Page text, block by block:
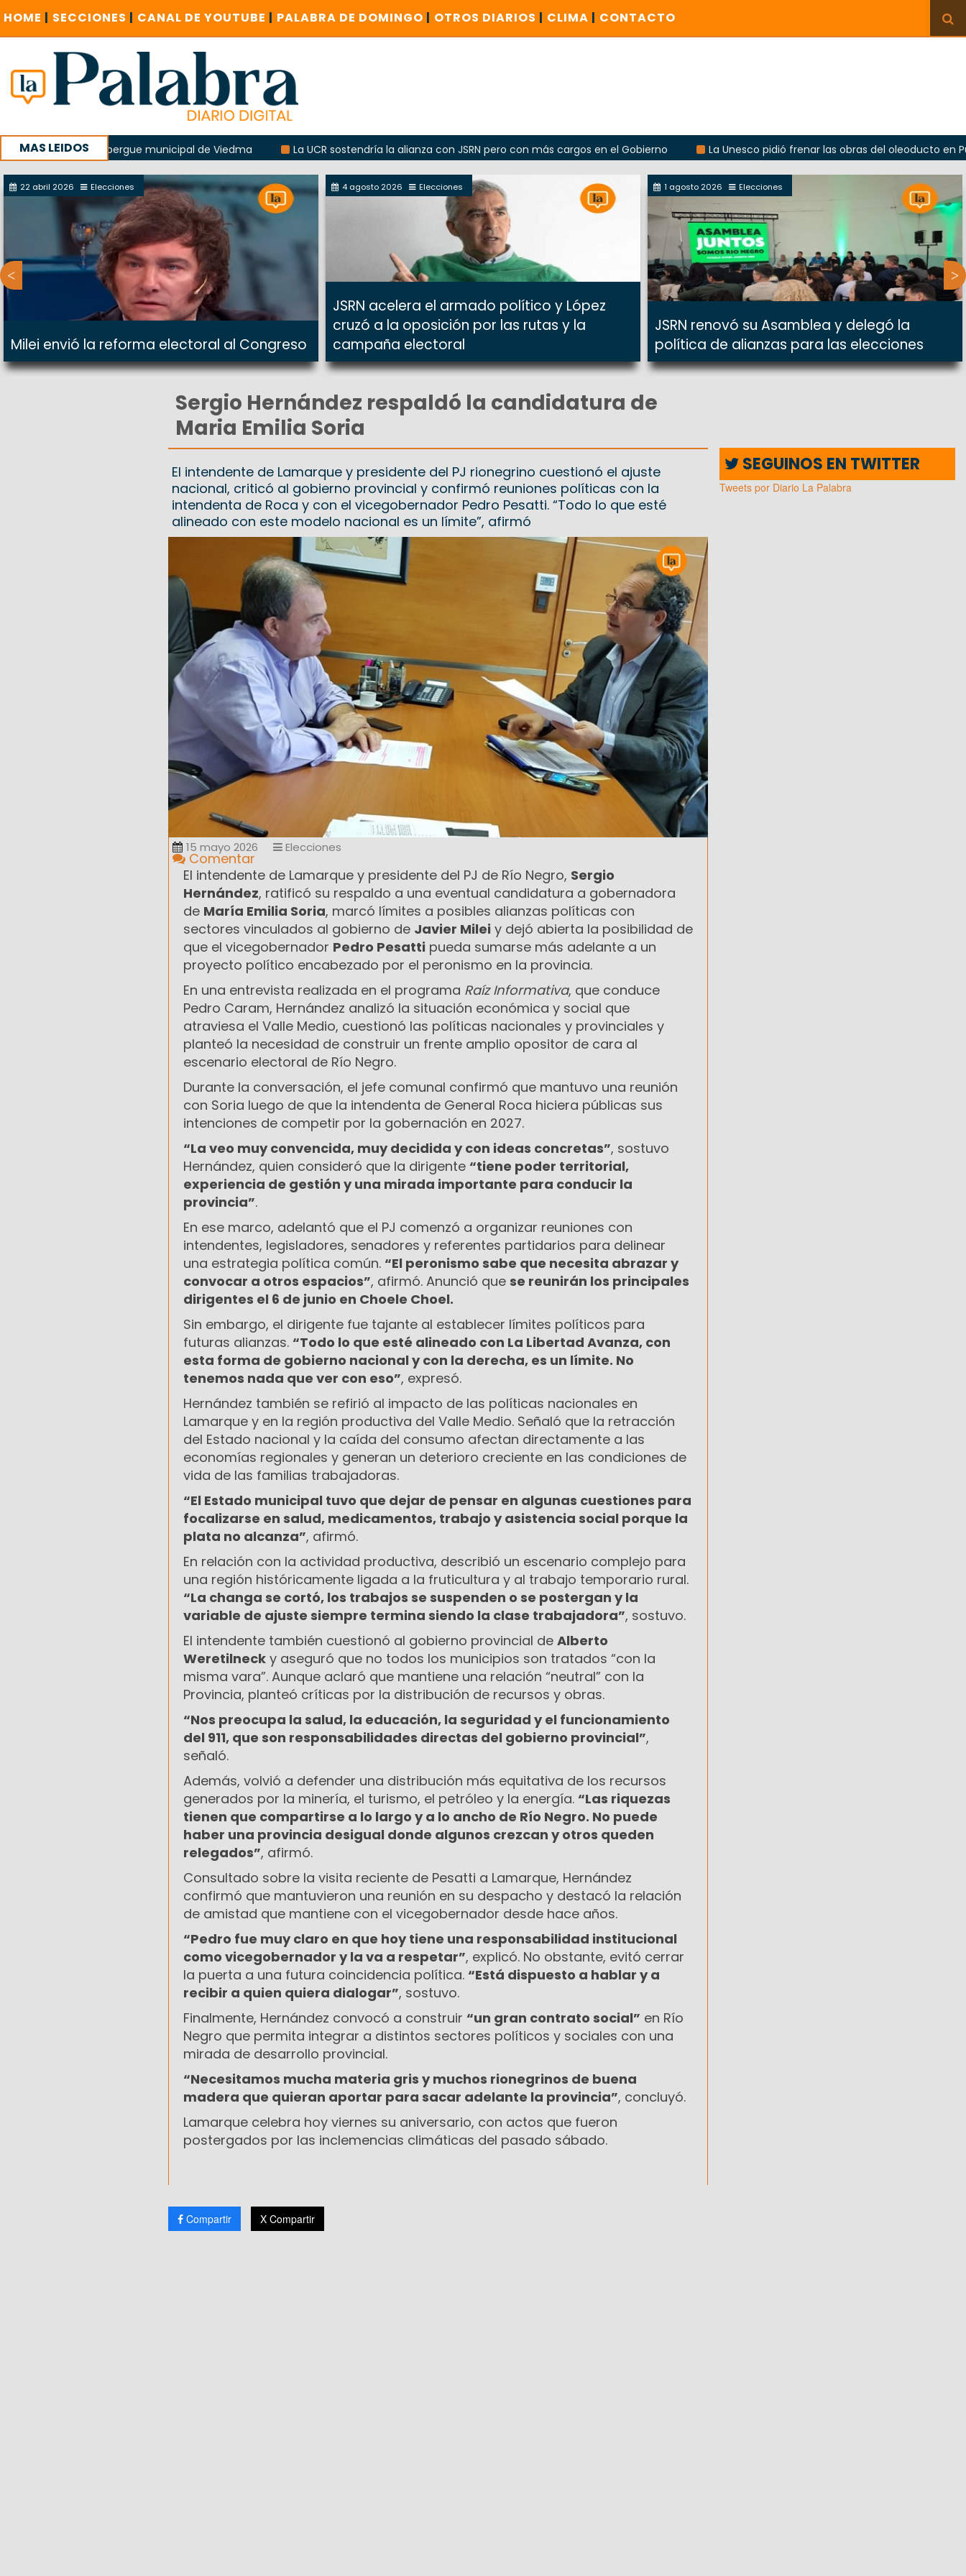
HOME | SECCIONES | CANAL DE YOUTUBE | PALABRA DE DOMINGO | OTROS DIARIOS | CLIMA | CONTACTO
MAS LEIDOS
del albergue municipal de Viedma La UCR sostendría la alianza con JSRN pero con más cargos en el Gobierno
La Unesco pidió frenar las obras del oleoducto en Punta
del Correo Argentino en Sierra Grande
22 abril 2026 Elecciones
Milei envió la reforma electoral al Congreso
4 agosto 2026 Elecciones
JSRN acelera el armado político y López
cruzó a la oposición por las rutas y la
campaña electoral
1 agosto 2026 Elecciones
JSRN renovó su Asamblea y delegó la
política de alianzas para las elecciones
Sergio Hernández respaldó la candidatura de
Maria Emilia Soria
El intendente de Lamarque y presidente del PJ rionegrino cuestionó el ajuste
nacional, criticó al gobierno provincial y confirmó reuniones políticas con la
intendenta de Roca y con el vicegobernador Pedro Pesatti. “Todo lo que esté
alineado con este modelo nacional es un límite”, afirmó
15 mayo 2026 Elecciones
Comentar
El intendente de Lamarque y presidente del PJ de Río Negro, Sergio
Hernández, ratificó su respaldo a una eventual candidatura a gobernadora
de María Emilia Soria, marcó límites a posibles alianzas políticas con
sectores vinculados al gobierno de Javier Milei y dejó abierta la posibilidad de
que el vicegobernador Pedro Pesatti pueda sumarse más adelante a un
proyecto político encabezado por el peronismo en la provincia.
En una entrevista realizada en el programa Raíz Informativa, que conduce
Pedro Caram, Hernández analizó la situación económica y social que
atraviesa el Valle Medio, cuestionó las políticas nacionales y provinciales y
planteó la necesidad de construir un frente amplio opositor de cara al
escenario electoral de Río Negro.
Durante la conversación, el jefe comunal confirmó que mantuvo una reunión
con Soria luego de que la intendenta de General Roca hiciera públicas sus
intenciones de competir por la gobernación en 2027.
“La veo muy convencida, muy decidida y con ideas concretas”, sostuvo
Hernández, quien consideró que la dirigente “tiene poder territorial,
experiencia de gestión y una mirada importante para conducir la
provincia”.
En ese marco, adelantó que el PJ comenzó a organizar reuniones con
intendentes, legisladores, senadores y referentes partidarios para delinear
una estrategia política común. “El peronismo sabe que necesita abrazar y
convocar a otros espacios”, afirmó. Anunció que se reunirán los principales
dirigentes el 6 de junio en Choele Choel.
Sin embargo, el dirigente fue tajante al establecer límites políticos para
futuras alianzas. “Todo lo que esté alineado con La Libertad Avanza, con
esta forma de gobierno nacional y con la derecha, es un límite. No
tenemos nada que ver con eso”, expresó.
Hernández también se refirió al impacto de las políticas nacionales en
Lamarque y en la región productiva del Valle Medio. Señaló que la retracción
del Estado nacional y la caída del consumo afectan directamente a las
economías regionales y generan un deterioro creciente en las condiciones de
vida de las familias trabajadoras.
“El Estado municipal tuvo que dejar de pensar en algunas cuestiones para
focalizarse en salud, medicamentos, trabajo y asistencia social porque la
plata no alcanza”, afirmó.
En relación con la actividad productiva, describió un escenario complejo para
una región históricamente ligada a la fruticultura y al trabajo temporario rural.
“La changa se cortó, los trabajos se suspenden o se postergan y la
variable de ajuste siempre termina siendo la clase trabajadora”, sostuvo.
El intendente también cuestionó al gobierno provincial de Alberto
Weretilneck y aseguró que no todos los municipios son tratados “con la
misma vara”. Aunque aclaró que mantiene una relación “neutral” con la
Provincia, planteó críticas por la distribución de recursos y obras.
“Nos preocupa la salud, la educación, la seguridad y el funcionamiento
del 911, que son responsabilidades directas del gobierno provincial”,
señaló.
Además, volvió a defender una distribución más equitativa de los recursos
generados por la minería, el turismo, el petróleo y la energía. “Las riquezas
tienen que compartirse a lo largo y a lo ancho de Río Negro. No puede
haber una provincia desigual donde algunos crezcan y otros queden
relegados”, afirmó.
Consultado sobre la visita reciente de Pesatti a Lamarque, Hernández
confirmó que mantuvieron una reunión en su despacho y destacó la relación
de amistad que mantiene con el vicegobernador desde hace años.
“Pedro fue muy claro en que hoy tiene una responsabilidad institucional
como vicegobernador y la va a respetar”, explicó. No obstante, evitó cerrar
la puerta a una futura coincidencia política. “Está dispuesto a hablar y a
recibir a quien quiera dialogar”, sostuvo.
Finalmente, Hernández convocó a construir “un gran contrato social” en Río
Negro que permita integrar a distintos sectores políticos y sociales con una
mirada de desarrollo provincial.
“Necesitamos mucha materia gris y muchos rionegrinos de buena
madera que quieran aportar para sacar adelante la provincia”, concluyó.
Lamarque celebra hoy viernes su aniversario, con actos que fueron
postergados por las inclemencias climáticas del pasado sábado.
Compartir X Compartir
SEGUINOS EN TWITTER
Tweets por Diario La Palabra